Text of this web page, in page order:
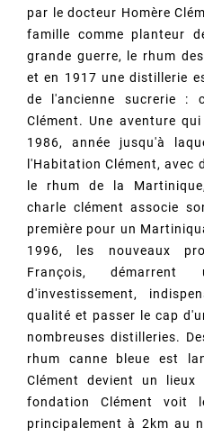
par le docteur Homère
famille comme planteur
grande guerre, le rhum
et en 1917 une distillerie
de l'ancienne sucrerie :
Clément. Une aventure
1986, année jusqu'à
l'Habitation Clément, avec
le rhum de la
charle clément associe
première pour un
1996, les nouveaux
François, démarrent
d'investissement,
qualité et passer le cap
nombreuses distilleries.
rhum canne bleue est
Clément devient un
fondation Clément voit
principalement à 2km au